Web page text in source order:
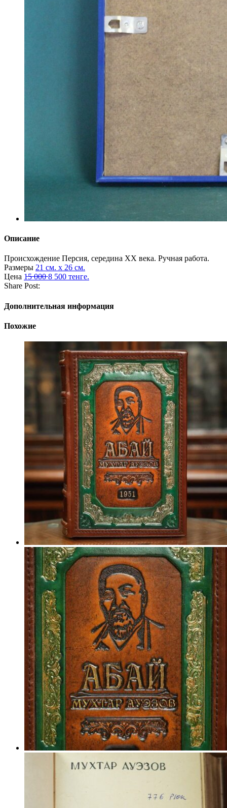
Описание
Происхождение Персия, середина XX века. Ручная работа.
Размеры 21 см. х 26 см.
Цена 1̶5̶ ̶0̶0̶0̶ 8 500 тенге.
Share Post:
Дополнительная информация
Похожие